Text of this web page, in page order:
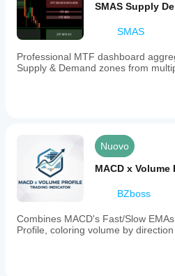
SMAS Supply
SMAS
Professional MTF dashboard
Supply & Demand zones from
Nuovo
MACD x Volume
BZboss
Combines MACD's Fast/Slow
Profile, coloring volume by